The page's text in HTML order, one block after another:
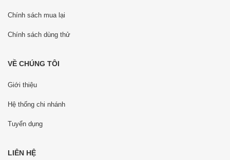
Chính sách mua lại
Chính sách dùng thử
VỀ CHÚNG TÔI
Giới thiệu
Hệ thống chi nhánh
Tuyển dụng
LIÊN HỆ